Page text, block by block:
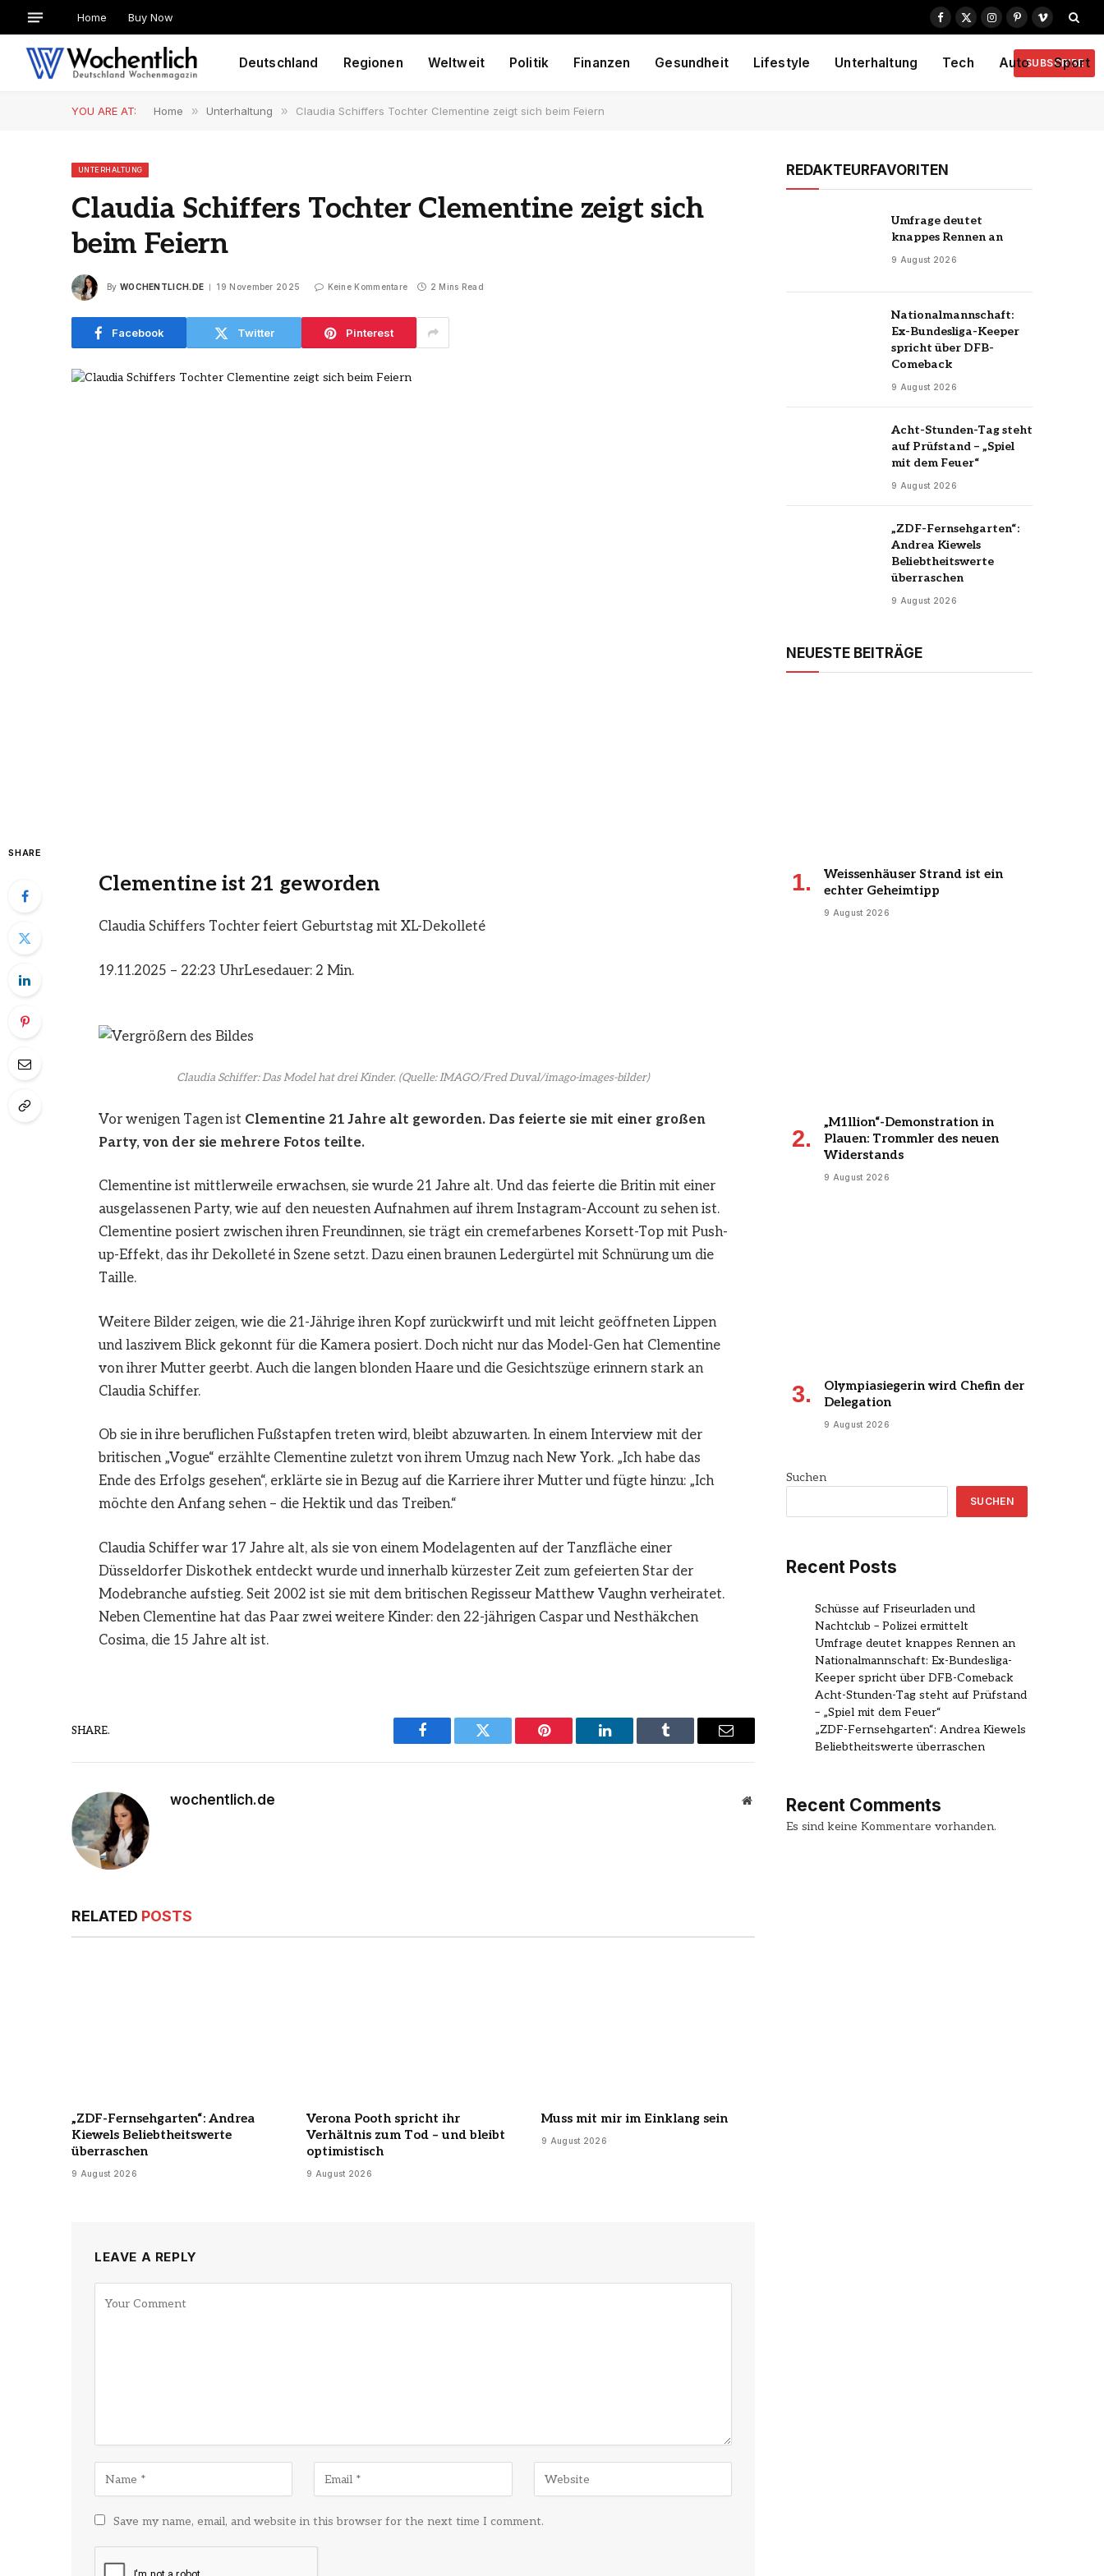
Home Buy Now
Facebook
X
Instagram
PinterestVimeo
Deutschland Regionen Weltweit Politik Finanzen Gesundheit Lifestyle Unterhaltung Tech Auto Sport
SUBSCRIBE
YOU ARE AT: Home » Unterhaltung » Claudia Schiffers Tochter Clementine zeigt sich beim Feiern
UNTERHALTUNG
Claudia Schiffers Tochter Clementine zeigt sich
beim Feiern
By WOCHENTLICH.DE 19 November 2025 Keine Kommentare 2 Mins Read
Facebook Twitter Pinterest
SHARE
Clementine ist 21 geworden
Claudia Schiffers Tochter feiert Geburtstag mit XL-Dekolleté
19.11.2025 – 22:23 UhrLesedauer: 2 Min.
Claudia Schiffer: Das Model hat drei Kinder. (Quelle: IMAGO/Fred Duval/imago-images-bilder)
Vor wenigen Tagen ist Clementine 21 Jahre alt geworden. Das feierte sie mit einer großen
Party, von der sie mehrere Fotos teilte.
Clementine ist mittlerweile erwachsen, sie wurde 21 Jahre alt. Und das feierte die Britin mit einer
ausgelassenen Party, wie auf den neuesten Aufnahmen auf ihrem Instagram-Account zu sehen ist.
Clementine posiert zwischen ihren Freundinnen, sie trägt ein cremefarbenes Korsett-Top mit Push-
up-Effekt, das ihr Dekolleté in Szene setzt. Dazu einen braunen Ledergürtel mit Schnürung um die
Taille.
Weitere Bilder zeigen, wie die 21-Jährige ihren Kopf zurückwirft und mit leicht geöffneten Lippen
und laszivem Blick gekonnt für die Kamera posiert. Doch nicht nur das Model-Gen hat Clementine
von ihrer Mutter geerbt. Auch die langen blonden Haare und die Gesichtszüge erinnern stark an
Claudia Schiffer.
Ob sie in ihre beruflichen Fußstapfen treten wird, bleibt abzuwarten. In einem Interview mit der
britischen „Vogue“ erzählte Clementine zuletzt von ihrem Umzug nach New York. „Ich habe das
Ende des Erfolgs gesehen“, erklärte sie in Bezug auf die Karriere ihrer Mutter und fügte hinzu: „Ich
möchte den Anfang sehen – die Hektik und das Treiben.“
Claudia Schiffer war 17 Jahre alt, als sie von einem Modelagenten auf der Tanzfläche einer
Düsseldorfer Diskothek entdeckt wurde und innerhalb kürzester Zeit zum gefeierten Star der
Modebranche aufstieg. Seit 2002 ist sie mit dem britischen Regisseur Matthew Vaughn verheiratet.
Neben Clementine hat das Paar zwei weitere Kinder: den 22-jährigen Caspar und Nesthäkchen
Cosima, die 15 Jahre alt ist.
SHARE.
Facebook Twitter Pinterest LinkedIn Tumblr Email
wochentlich.de Website
RELATED POSTS
„ZDF-Fernsehgarten“: Andrea
Kiewels Beliebtheitswerte
überraschen
9 August 2026
Verona Pooth spricht ihr
Verhältnis zum Tod – und bleibt
optimistisch
9 August 2026
Muss mit mir im Einklang sein
9 August 2026
LEAVE A REPLY
Save my name, email, and website in this browser for the next time I comment.
REDAKTEURFAVORITEN
Umfrage deutet
knappes Rennen an
9 August 2026
Nationalmannschaft:
Ex-Bundesliga-Keeper
spricht über DFB-
Comeback
9 August 2026
Acht-Stunden-Tag steht
auf Prüfstand – „Spiel
mit dem Feuer“
9 August 2026
„ZDF-Fernsehgarten“:
Andrea Kiewels
Beliebtheitswerte
überraschen
9 August 2026
NEUESTE BEITRÄGE
Weissenhäuser Strand ist ein
echter Geheimtipp
9 August 2026
„M1llion“-Demonstration in
Plauen: Trommler des neuen
Widerstands
9 August 2026
Olympiasiegerin wird Chefin der
Delegation
9 August 2026
Suchen
SUCHEN
Recent Posts
Schüsse auf Friseurladen und
Nachtclub – Polizei ermittelt
Umfrage deutet knappes Rennen an
Nationalmannschaft: Ex-Bundesliga-
Keeper spricht über DFB-Comeback
Acht-Stunden-Tag steht auf Prüfstand
– „Spiel mit dem Feuer“
„ZDF-Fernsehgarten“: Andrea Kiewels
Beliebtheitswerte überraschen
Recent Comments
Es sind keine Kommentare vorhanden.